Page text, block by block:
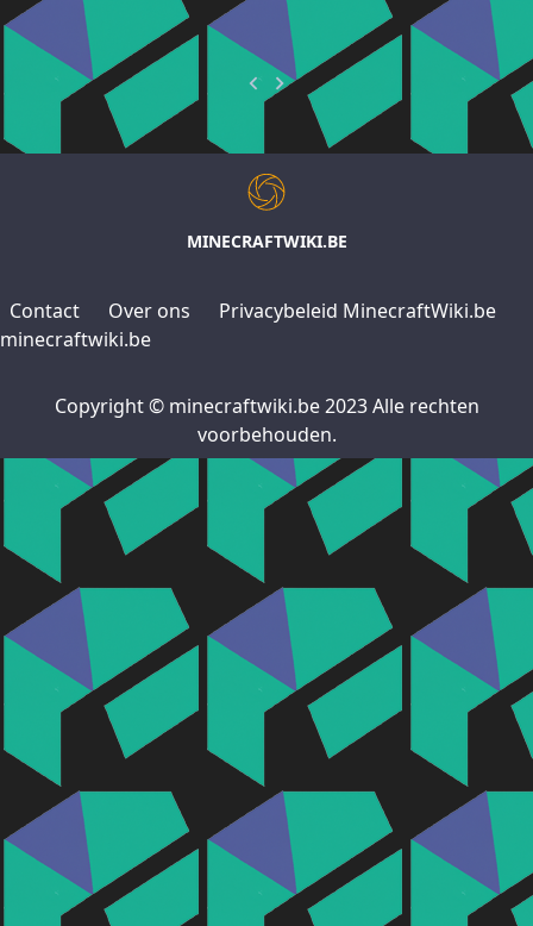
MINECRAFTWIKI.BE
Contact Over ons
Privacybeleid MinecraftWiki.be
minecraftwiki.be
Copyright © minecraftwiki.be 2023 Alle rechten
voorbehouden.